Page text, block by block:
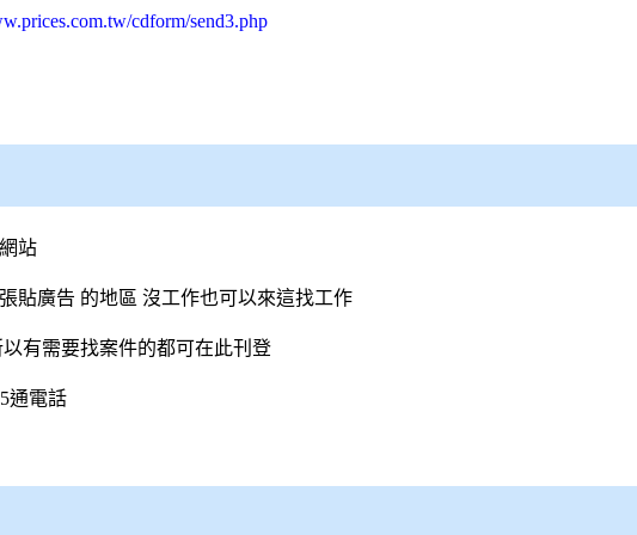
cdform/send3.php
站
貼廣告 的地區 沒工作也可以來這找工作
有需要找案件的都可在此刊登
通電話